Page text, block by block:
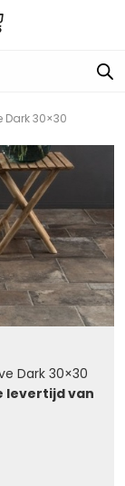
Dark 30×30
Dark 30×30
levertijd van